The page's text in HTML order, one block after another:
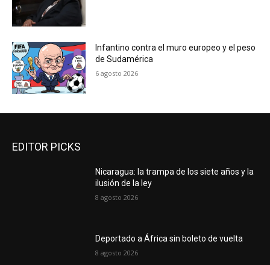
Infantino contra el muro europeo y el peso
de Sudamérica
6 agosto 2026
EDITOR PICKS
Nicaragua: la trampa de los siete años y la
ilusión de la ley
8 agosto 2026
Deportado a África sin boleto de vuelta
8 agosto 2026